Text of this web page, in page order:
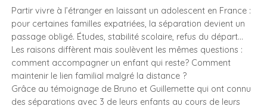
Partir vivre à l’étranger en laissant un adolescent en France :
pour certaines familles expatriées, la séparation devient un
passage obligé. Études, stabilité scolaire, refus du départ…
Les raisons diffèrent mais soulèvent les mêmes questions :
comment accompagner un enfant qui reste? Comment
maintenir le lien familial malgré la distance ?
Grâce au témoignage de Bruno et Guillemette qui ont connu
des séparations avec 3 de leurs enfants au cours de leurs